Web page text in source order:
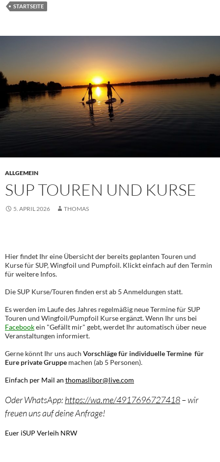
STARTSEITE
ALLGEMEIN
SUP TOUREN UND KURSE
5. APRIL 2026 THOMAS
Hier findet Ihr eine Übersicht der bereits geplanten Touren und
Kurse für SUP, Wingfoil und Pumpfoil. Klickt einfach auf den Termin
für weitere Infos.
Die SUP Kurse/Touren finden erst ab 5 Anmeldungen statt.
Es werden im Laufe des Jahres regelmäßig neue Termine für SUP
Touren und Wingfoil/Pumpfoil Kurse ergänzt. Wenn Ihr uns bei
Facebookein "Gefällt mir" gebt, werdet Ihr automatisch über neue
Veranstaltungen informiert.
Gerne könnt Ihr uns auch Vorschläge für individuelle Termine für
Eure private Gruppe machen (ab 5 Personen).
Einfach per Mail an thomaslibor@live.com
Oder WhatsApp: https://wa.me/4917696727418– wir
freuen uns auf deine Anfrage!
Euer iSUP Verleih NRW